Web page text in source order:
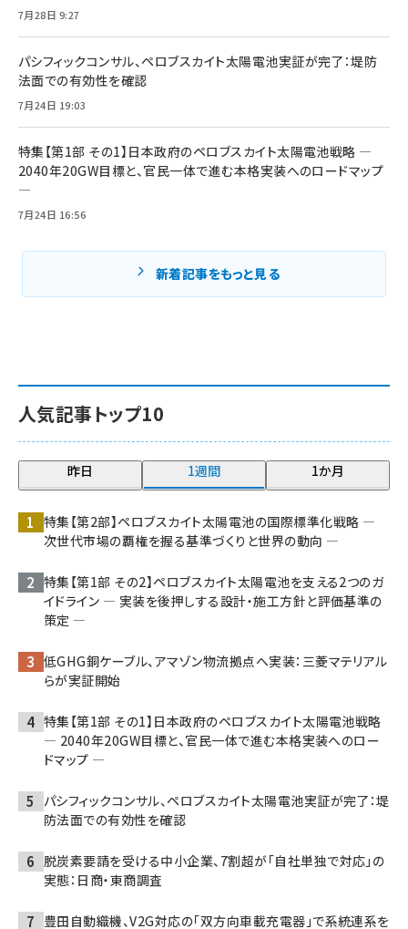
人気記事トップ10
昨日 1週間 1か月
特集【第2部】ペロブスカイト太陽電池の国際標準化戦略 ―
次世代市場の覇権を握る基準づくりと世界の動向 ―
特集【第1部 その2】ペロブスカイト太陽電池を支える2つのガ
イドライン ― 実装を後押しする設計・施工方針と評価基準の
策定 ―
低GHG銅ケーブル、アマゾン物流拠点へ実装：三菱マテリアル
らが実証開始
特集【第1部 その1】日本政府のペロブスカイト太陽電池戦略
― 2040年20GW目標と、官民一体で進む本格実装へのロー
ドマップ ―
パシフィックコンサル、ペロブスカイト太陽電池実証が完了：堤
防法面での有効性を確認
脱炭素要請を受ける中小企業、7割超が「自社単独で対応」の
実態：日商・東商調査
豊田自動織機、V2G対応の「双方向車載充電器」で系統連系を
7月28日 9:27
パシフィックコンサル、ペロブスカイト太陽電池実証が完了：堤防
法面での有効性を確認
7月24日 19:03
特集【第1部 その1】日本政府のペロブスカイト太陽電池戦略 ―
2040年20GW目標と、官民一体で進む本格実装へのロードマップ
―
7月24日 16:56
新着記事をもっと見る